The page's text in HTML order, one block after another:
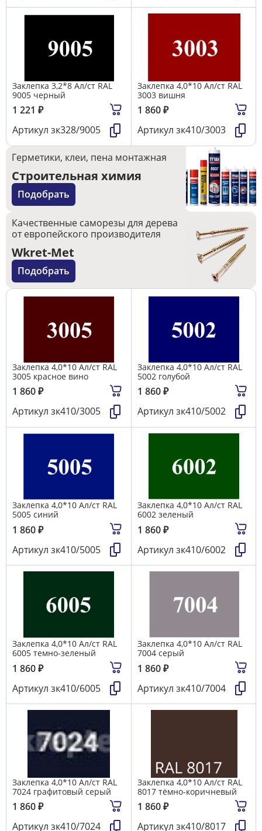
Заклепка 3,2*8 Ал/ст RAL
9005 черный
1 221 ₽
Артикул зк328/9005
Заклепка 4,0*10 Ал/ст RAL
3003 вишня
1 860₽
Артикул зк410/3003
Герметики, клеи, пена монтажная
Строительная химия
Подобрать
Качественные саморезы для дерева
от европейского производителя
Wkret-Met
Подобрать
Заклепка 4,0*10 Ал/ст RAL
3005 красное вино
1 860₽
Артикул зк410/3005
Заклепка 4,0*10 Ал/ст RAL
5002 голубой
1 860₽
Артикул зк410/5002
Заклепка 4,0*10 Ал/ст RAL
5005 синий
1 860₽
Артикул зк410/5005
Заклепка 4,0*10 Ал/ст RAL
6002 зеленый
1 860₽
Артикул зк410/6002
Заклепка 4,0*10 Ал/ст RAL
6005 темно-зеленый
1 860₽
Артикул зк410/6005
Заклепка 4,0*10 Ал/ст RAL
7004 серый
1 860₽
Артикул зк410/7004
Заклепка 4,0*10 Ал/ст RAL
7024 графитовый серый
1 860₽
Артикул зк410/7024
Заклепка 4,0*10 Ал/ст RAL
8017 тёмно-коричневый
1 860₽
Артикул зк410/8017